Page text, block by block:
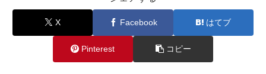
X Facebook はてブ
Pinterest コピー